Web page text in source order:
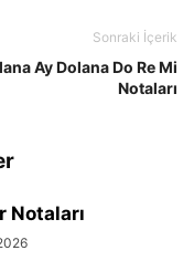
Sonraki İçerik
Ay Dolana Do Re Mi
Notaları
Notaları